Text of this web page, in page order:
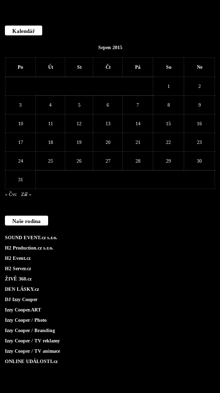
Kalendář
Srpen 2015
Po Út St Čt Pá So Ne
1 2
3 4 5 6 7 8 9
10 11 12 13 14 15 16
17 18 19 20 21 22 23
24 25 26 27 28 29 30
31
« Čvc Zář »
Naše rodina
SOUND EVENT.cz s.r.o.
H2 Production.cz s.r.o.
H2 Event.cz
H2 Server.cz
ŽIVĚ 360.cz
DEN LÁSKY.cz
DJ Izzy Cooper
Izzy Cooper.ART
Izzy Cooper / Photo
Izzy Cooper / Branding
Izzy Cooper / TV reklamy
Izzy Cooper / TV animace
ONLINE UDÁLOSTI.cz